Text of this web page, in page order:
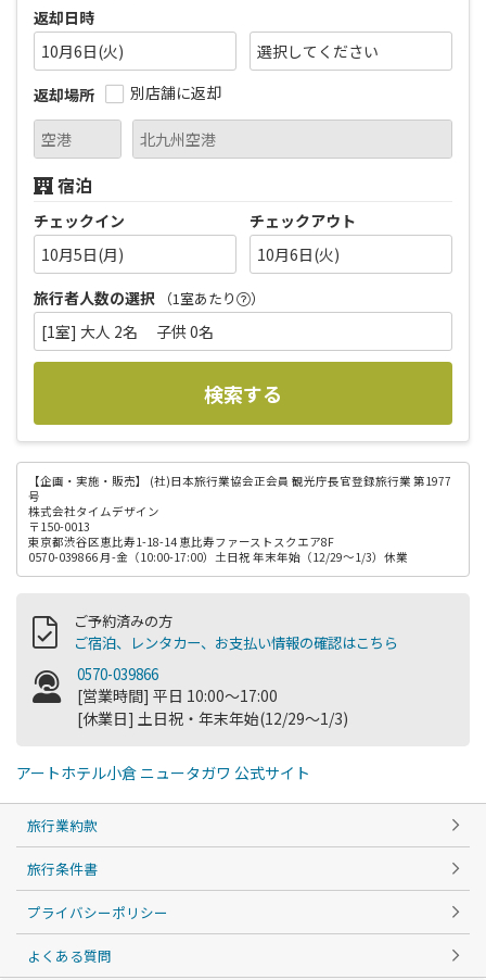
返却日時
10月6日(火)
返却場所
別店舗に返却
宿泊
チェックイン
10月5日(月)
チェックアウト
10月6日(火)
旅行者人数の選択
（1室あたり ）
[1室] 大人 2名 子供 0名
検索する
【企画・実施・販売】
(社)日本旅行業協会正会員 観光庁長官登録旅行業 第1977
号
株式会社タイムデザイン
〒150-0013
東京都渋谷区恵比寿1-18-14 恵比寿ファーストスクエア8F
0570-039866 月-金（10:00-17:00）土日祝 年末年始（12/29～1/3）休業
ご予約済みの方
ご宿泊、レンタカー、お支払い情報の確認はこちら
0570-039866
[営業時間] 平日 10:00～17:00
[休業日] 土日祝・年末年始(12/29～1/3)
アートホテル小倉 ニュータガワ 公式サイト
旅行業約款
旅行条件書
プライバシーポリシー
よくある質問